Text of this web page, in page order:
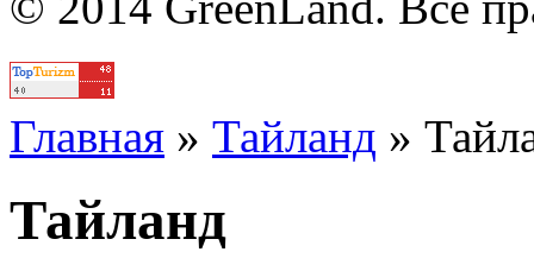
Главная » Тайланд »
Тайланд